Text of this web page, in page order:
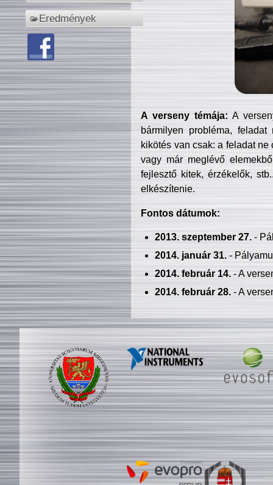
Eredmények
A verseny témája: A
bármilyen probléma, feladat
kikötés van csak: a feladat
vagy már meglévő
fejlesztő kitek, érzékelők,
elkészítenie.
Fontos dátumok:
2013. szeptember 27.-
2014. január 31.-
2014. február 14.- A
2014. február 28.- A